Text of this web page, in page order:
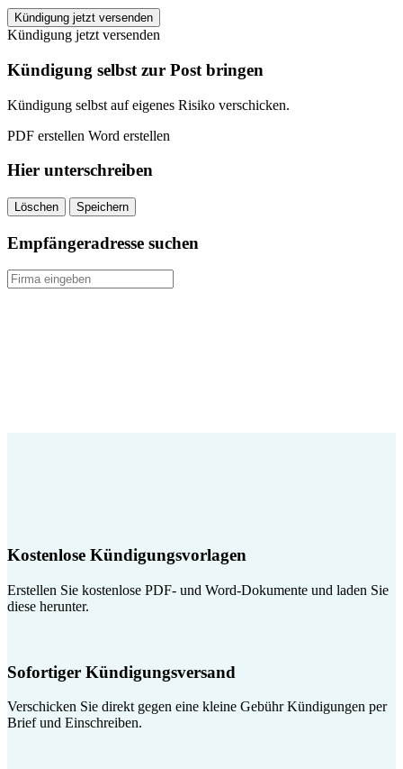
Gesundheitszentrum
Harlekin
kündigen
quantity
Kündigung jetzt versenden
Kündigung jetzt versenden
Kündigung selbst zur Post bringen
Kündigung selbst auf eigenes Risiko verschicken.
PDF erstellen Word erstellen
Hier unterschreiben
Löschen Speichern
Empfängeradresse suchen
Kostenlose Kündigungsvorlagen
Erstellen Sie kostenlose PDF- und Word-Dokumente und laden Sie
diese herunter.
Sofortiger Kündigungsversand
Verschicken Sie direkt gegen eine kleine Gebühr Kündigungen per
Brief und Einschreiben.